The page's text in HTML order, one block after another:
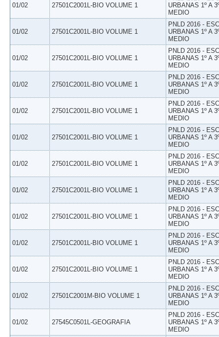
01/02 27501C2001L-BIO VOLUME 1
URBANAS 1º A
MEDIO
01/02 27501C2001L-BIO VOLUME 1
PNLD 2016 -
URBANAS 1º A
MEDIO
01/02 27501C2001L-BIO VOLUME 1
PNLD 2016 -
URBANAS 1º A
MEDIO
01/02 27501C2001L-BIO VOLUME 1
PNLD 2016 -
URBANAS 1º A
MEDIO
01/02 27501C2001L-BIO VOLUME 1
PNLD 2016 -
URBANAS 1º A
MEDIO
01/02 27501C2001L-BIO VOLUME 1
PNLD 2016 -
URBANAS 1º A
MEDIO
01/02 27501C2001L-BIO VOLUME 1
PNLD 2016 -
URBANAS 1º A
MEDIO
01/02 27501C2001L-BIO VOLUME 1
PNLD 2016 -
URBANAS 1º A
MEDIO
01/02 27501C2001L-BIO VOLUME 1
PNLD 2016 -
URBANAS 1º A
MEDIO
01/02 27501C2001L-BIO VOLUME 1
PNLD 2016 -
URBANAS 1º A
MEDIO
01/02 27501C2001L-BIO VOLUME 1
PNLD 2016 -
URBANAS 1º A
MEDIO
01/02 27501C2001M-BIO VOLUME 1
PNLD 2016 -
URBANAS 1º A
MEDIO
01/02 27545C0501L-GEOGRAFIA
PNLD 2016 -
URBANAS 1º A
MEDIO